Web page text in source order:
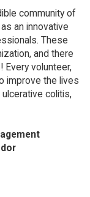
community of
an innovative
These
and there
Every volunteer,
improve the lives
colitis,